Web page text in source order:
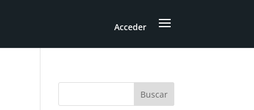
Acceder
Buscar